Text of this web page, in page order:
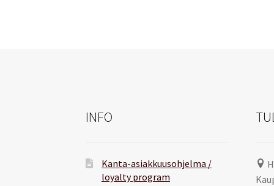
INFO
Kanta-asiakkuusohjelma /
loyalty program